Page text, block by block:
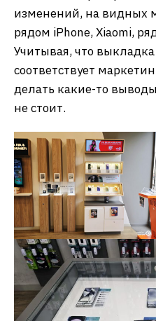
изменений, на видных
рядом iPhone, Xiaomi,
Учитывая, что
соответствует
делать какие-то
не стоит.